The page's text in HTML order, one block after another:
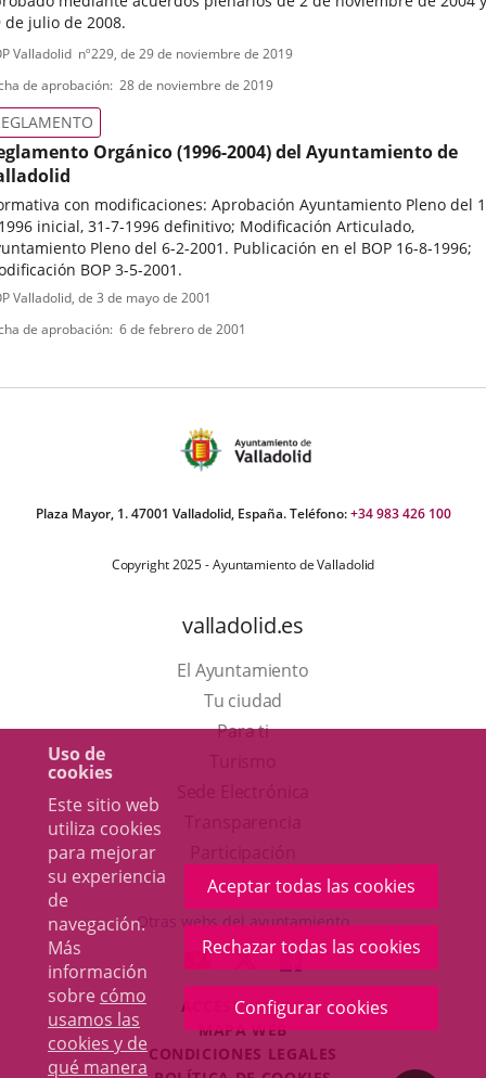
Uso de
cookies
Este sitio web
utiliza cookies
para mejorar
su experiencia
de
navegación.
Más
información
sobre cómo
usamos las
cookies y de
qué manera
Aceptar todas las cookies
Rechazar todas las cookies
Configurar cookies
de julio de 2008.
Valladolid nº229, de 29 de noviembre de 2019
de aprobación 28 de noviembre de 2019
Orgánico (1996-2004) del Ayuntamiento de
con modificaciones: Aprobación Ayuntamiento Pleno del
inicial, 31-7-1996 definitivo; Modificación Articulado,
Pleno del 6-2-2001. Publicación en el BOP 16-8-1996;
BOP 3-5-2001.
Valladolid, de 3 de mayo de 2001
de aprobación 6 de febrero de 2001
Plaza Mayor, 1. 47001 Valladolid, España. Teléfono:+34 983 426 100
Copyright 2025 - Ayuntamiento de Valladolid
valladolid.es
El Ayuntamiento
Tu ciudad
Para ti
en
una
ventana
nueva.
aplicación
externa.
Otras webs del ayuntamiento
ENLACE
A
UNA
APLICACIÓN
EXTERNA.
ENLACE
A
UNA
APLICACIÓN
EXTERNA.
ENLACE
A
UNA
EXTERNA.
ACCESIBILIDAD
MAPA WEB
CONDICIONES LEGALES